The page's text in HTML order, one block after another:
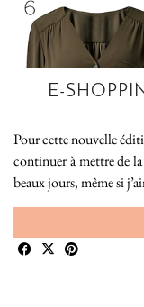
E-
Pour cette nouvelle
continuer à mettre de la
beaux jours, même si